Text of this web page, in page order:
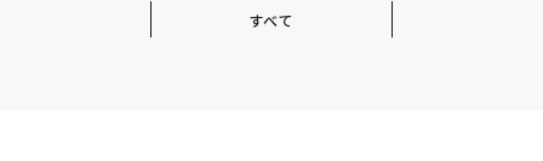
すべて